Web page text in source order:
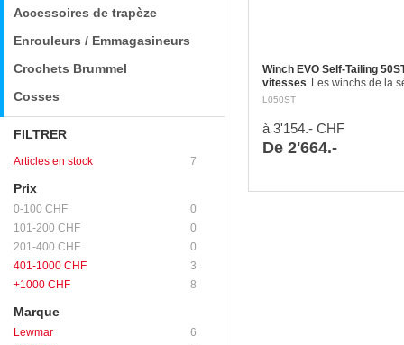
Accessoires de trapèze
Enrouleurs / Emmagasineurs
Crochets Brummel
Cosses
FILTRER
Articles en stock 7
Prix
0-100 CHF
0
101-200 CHF
0
201-400 CHF
0
401-1000 CHF
3
+1000 CHF
8
Marque
Lewmar
6
Winch EVO Self-Tailing
vitesses Les winchs de la
Self-Tailing conviennent
sur des bateaux de 6,5 m et
L050ST
à 3'154.- CHF
De 2'664.-